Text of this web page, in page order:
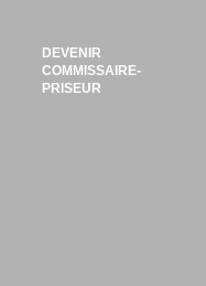
DEVENIR
COMMISSAIRE-
PRISEUR